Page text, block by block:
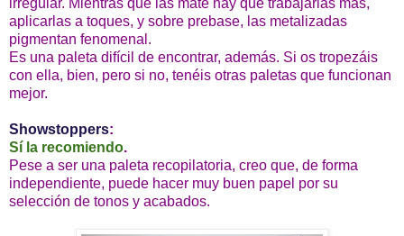
aplicarlas a toques, y sobre prebase, las metalizadas
pigmentan fenomenal.
Es una paleta difícil de encontrar, además. Si os tropezáis
con ella, bien, pero si no, tenéis otras paletas que funcionan
mejor.
Showstoppers:
Sí la recomiendo.
Pese a ser una paleta recopilatoria, creo que, de forma
independiente, puede hacer muy buen papel por su
selección de tonos y acabados.